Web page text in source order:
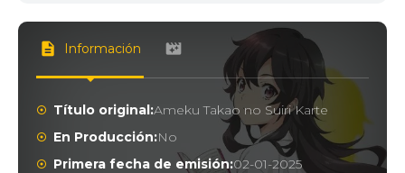
Información
Título original:Ameku Takao no Suiri Karte
En Producción:No
Primera fecha de emisión:02-01-2025